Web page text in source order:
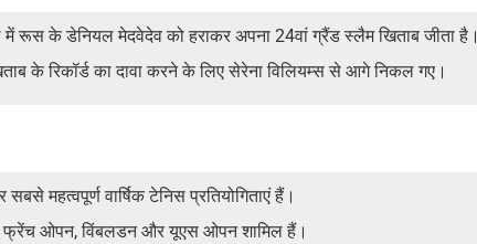
रूस के डेनियल मेदवेदेव को हराकर अपना 24वां ग्रैंड स्लैम खिताब जीता है।
के रिकॉर्ड का दावा करने के लिए सेरेना विलियम्स से आगे निकल गए।
महत्वपूर्ण वार्षिक टेनिस प्रतियोगिताएं हैं।
फ्रेंच ओपन, विंबलडन और यूएस ओपन शामिल हैं।